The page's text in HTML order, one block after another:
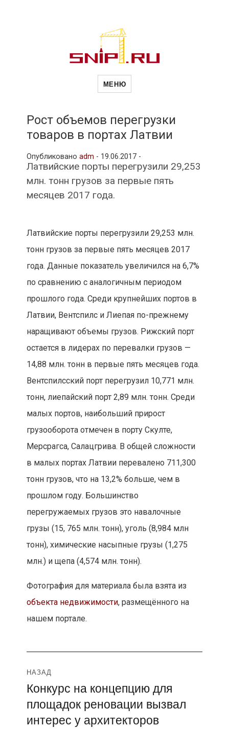
Новости
и
рубрики
МЕНЮ
Рост объемов перегрузки
товаров в портах Латвии
Опубликовано adm - 19.06.2017 -
Латвийские порты перегрузили 29,253
млн. тонн грузов за первые пять
месяцев 2017 года.
Латвийские порты перегрузили 29,253 млн.
тонн грузов за первые пять месяцев 2017
года. Данные показатель увеличился на 6,7%
по сравнению с аналогичным периодом
прошлого года. Среди крупнейших портов в
Латвии, Вентспилс и Лиепая по-прежнему
наращивают объемы грузов. Рижский порт
остается в лидерах по перевалки грузов —
14,88 млн. тонн в первые пять месяцев года.
Вентспилсский порт перегрузил 10,771 млн.
тонн, лиепайский порт 2,89 млн. тонн. Среди
малых портов, наибольший прирост
грузооборота отмечен в порту Скулте,
Мерсрагса, Салацгрива. В общей сложности
в малых портах Латвии перевалено 711,300
тонн грузов, что на 13,2% больше, чем в
прошлом году. Большинство
перегружаемых грузов это навалочные
грузы (15, 765 млн. тонн), уголь (8,984 млн
тонн), химические насыпные грузы (1,275
млн.) и щепа (4,574 млн. тонн).
Фотография для материала была взята из
объекта недвижимости, размещённого на
нашем портале.
Навигация
по
записям
НАЗАД
Предыдущая
запись:
Конкурс на концепцию для
площадок реновации вызвал
интерес у архитекторов